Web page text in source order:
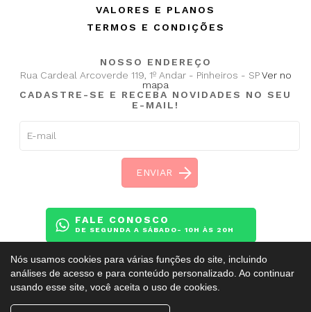
NOSSO ENDEREÇO
Rua Cardeal Arcoverde 119, 1º Andar - Pinheiros - SPVer no
mapa
CADASTRE-SE E RECEBA NOVIDADES NO SEU
E-MAIL!
FALE CONOSCO
DE SEGUNDA A SÁBADO- 10H ÀS 20H
VALORES E PLANOS
TERMOS E CONDIÇÕES
Nós usamos cookies para várias funções do site, incluindo
análises de acesso e para conteúdo personalizado. Ao continuar
usando esse site, você aceita o uso de cookies.